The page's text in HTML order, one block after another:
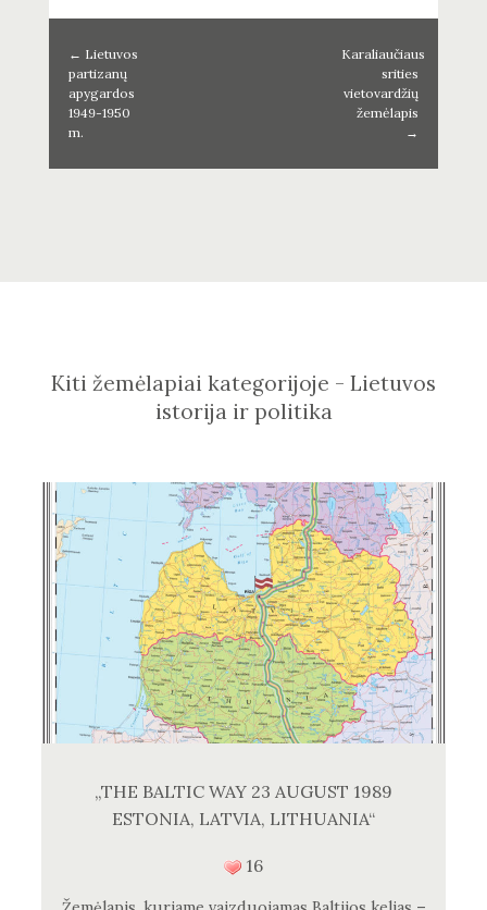
← Lietuvos
partizanų
apygardos
1949-1950
m.
Karaliaučiaus
srities
vietovardžių
žemėlapis
→
Kiti žemėlapiai kategorijoje - Lietuvos
istorija ir politika
„THE BALTIC WAY 23 AUGUST 1989
ESTONIA, LATVIA, LITHUANIA“
16